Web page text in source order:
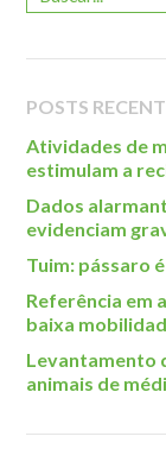
Inclusão
Blog
Newsletter
Notícias
Contato
Contato
Como chegar
Perguntas
Assessoria de
Localização
POSTS
Atividades de
estimulam a
Dados
evidenciam
Tuim: pássaro
Referência em
baixa
Levantamento
animais de